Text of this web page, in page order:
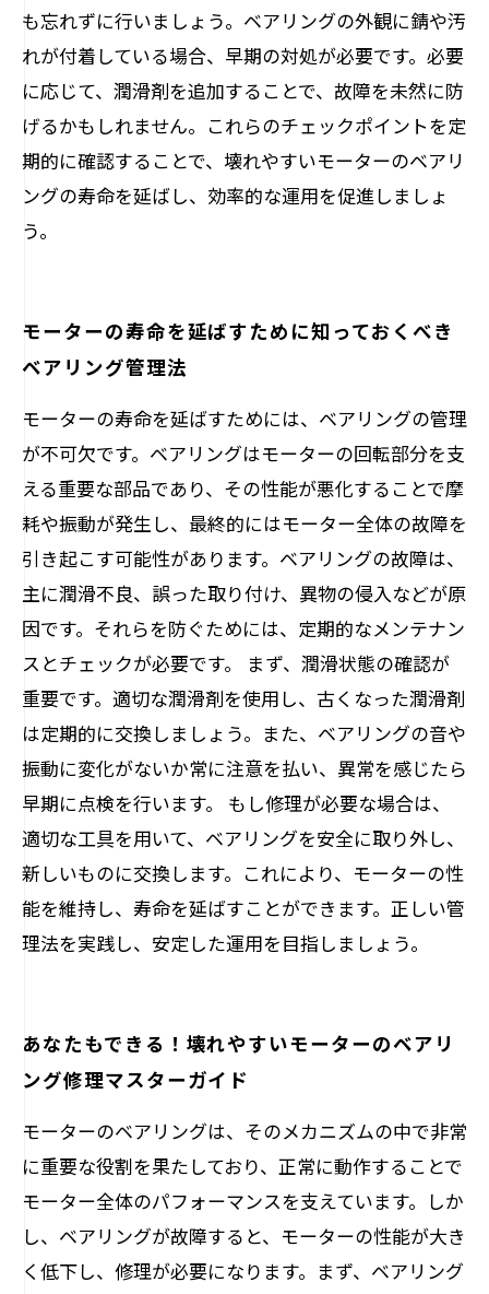
も忘れずに行いましょう。ベアリングの外観に錆や汚
れが付着している場合、早期の対処が必要です。必要
に応じて、潤滑剤を追加することで、故障を未然に防
げるかもしれません。これらのチェックポイントを定
期的に確認することで、壊れやすいモーターのベアリ
ングの寿命を延ばし、効率的な運用を促進しましょ
う。
モーターの寿命を延ばすために知っておくべき
ベアリング管理法
モーターの寿命を延ばすためには、ベアリングの管理
が不可欠です。ベアリングはモーターの回転部分を支
える重要な部品であり、その性能が悪化することで摩
耗や振動が発生し、最終的にはモーター全体の故障を
引き起こす可能性があります。ベアリングの故障は、
主に潤滑不良、誤った取り付け、異物の侵入などが原
因です。それらを防ぐためには、定期的なメンテナン
スとチェックが必要です。 まず、潤滑状態の確認が
重要です。適切な潤滑剤を使用し、古くなった潤滑剤
は定期的に交換しましょう。また、ベアリングの音や
振動に変化がないか常に注意を払い、異常を感じたら
早期に点検を行います。 もし修理が必要な場合は、
適切な工具を用いて、ベアリングを安全に取り外し、
新しいものに交換します。これにより、モーターの性
能を維持し、寿命を延ばすことができます。正しい管
理法を実践し、安定した運用を目指しましょう。
あなたもできる！壊れやすいモーターのベアリ
ング修理マスターガイド
モーターのベアリングは、そのメカニズムの中で非常
に重要な役割を果たしており、正常に動作することで
モーター全体のパフォーマンスを支えています。しか
し、ベアリングが故障すると、モーターの性能が大き
く低下し、修理が必要になります。まず、ベアリング